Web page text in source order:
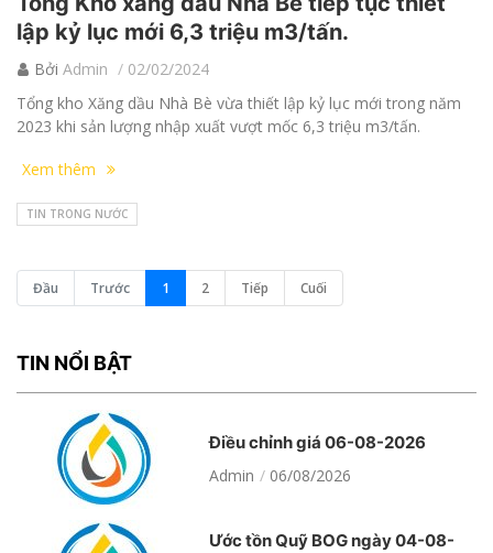
lập kỷ lục mới 6,3 triệu m3/tấn.
Bởi Admin
02/02/2024
Tổng kho Xăng dầu Nhà Bè vừa thiết lập kỷ lục mới trong năm
2023 khi sản lượng nhập xuất vượt mốc 6,3 triệu m3/tấn.
Xem thêm
TIN TRONG NƯỚC
Đầu Trước 1 2 Tiếp Cuối
TIN NỔI BẬT
Điều chỉnh giá 06-08-2026
Admin
06/08/2026
Ước tồn Quỹ BOG ngày 04-08-